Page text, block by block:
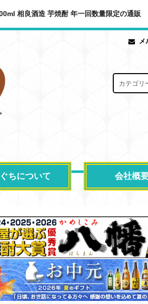
相良酒造 芋焼酎 年一回数量限定の通販
メ
ちについて 会社概